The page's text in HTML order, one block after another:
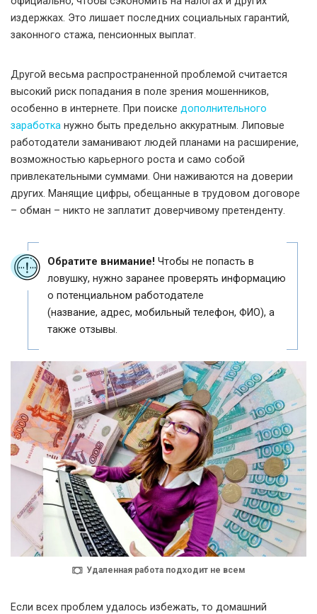
издержках. Это лишает последних социальных гарантий,
законного стажа, пенсионных выплат.
Другой весьма распространенной проблемой считается
высокий риск попадания в поле зрения мошенников,
особенно в интернете. При поиске дополнительного
заработка нужно быть предельно аккуратным. Липовые
работодатели заманивают людей планами на расширение,
возможностью карьерного роста и само собой
привлекательными суммами. Они наживаются на доверии
других. Манящие цифры, обещанные в трудовом договоре
– обман – никто не заплатит доверчивому претенденту.
Обратите внимание! Чтобы не попасть в
ловушку, нужно заранее проверять информацию
о потенциальном работодателе
(название, адрес, мобильный телефон, ФИО), а
также отзывы.
Удаленная работа подходит не всем
Если всех проблем удалось избежать, то домашний